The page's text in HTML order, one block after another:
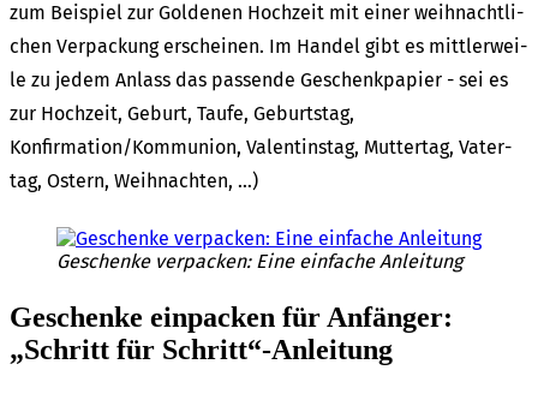
zum Beispiel zur Golde­nen Hoch­zeit mit einer weih­nacht­li­
chen Verpa­ckung erschei­nen. Im Handel gibt es mitt­ler­wei­
le zu jedem Anlass das passen­de Geschenk­pa­pier - sei es
zur Hoch­zeit, Geburt, Taufe, Geburts­tag,
Konfirmation/Kommunion, Valen­tins­tag, Mutter­tag, Vater­
tag, Ostern, Weih­nach­ten, …)
Geschen­ke verpa­cken: Eine einfa­che Anlei­tung
Geschen­ke einpa­cken für Anfän­ger:
„Schritt für Schritt“-Anleitung